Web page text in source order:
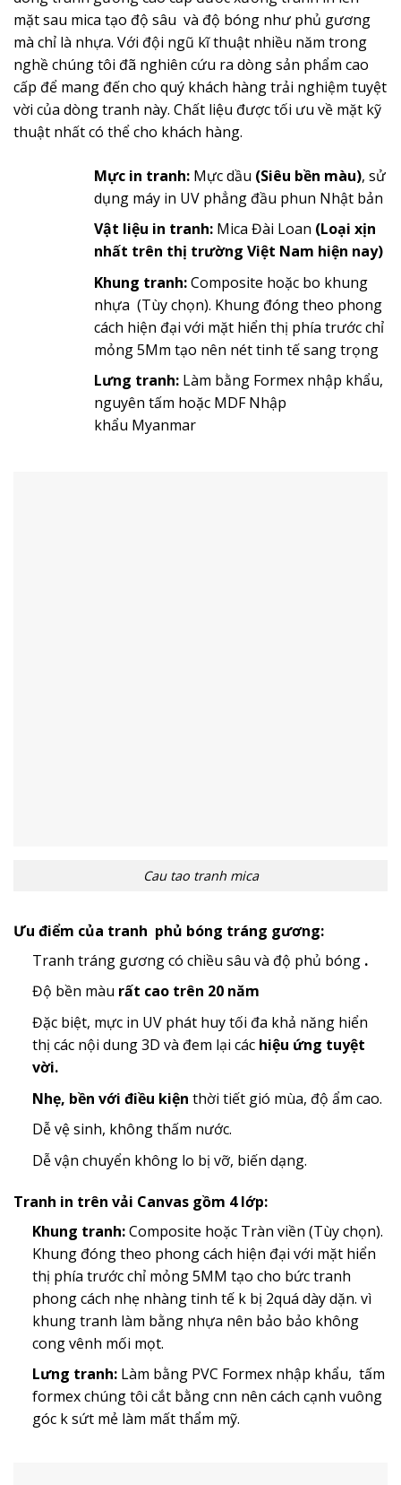
mặt sau mica tạo độ sâu và độ bóng như phủ gương
mà chỉ là nhựa. Với đội ngũ kĩ thuật nhiều năm trong
nghề chúng tôi đã nghiên cứu ra dòng sản phẩm cao
cấp để mang đến cho quý khách hàng trải nghiệm tuyệt
vời của dòng tranh này. Chất liệu được tối ưu về mặt kỹ
thuật nhất có thể cho khách hàng.
Mực in tranh:Mực dầu (Siêu bền màu), sử
dụng máy in UV phẳng đầu phun Nhật bản
Vật liệu in tranh:Mica Đài Loan (Loại xịn
nhất trên thị trường Việt Nam hiện nay)
Khung tranh:Composite hoặc bo khung
nhựa (Tùy chọn). Khung đóng theo phong
cách hiện đại với mặt hiển thị phía trước chỉ
mỏng 5Mm tạo nên nét tinh tế sang trọng
Lưng tranh:Làm bằng Formex nhập khẩu,
nguyên tấm hoặc MDF Nhập
khẩu Myanmar
Cau tao tranh mica
Ưu điểm của tranh phủ bóng tráng gương:
Tranh tráng gương có chiều sâu và độ phủ bóng .
Độ bền màu rất cao trên 20 năm
Đặc biệt, mực in UV phát huy tối đa khả năng hiển
thị các nội dung 3D và đem lại các hiệu ứng tuyệt
vời.
Nhẹ, bền với điều kiện thời tiết gió mùa, độ ẩm cao.
Dễ vệ sinh, không thấm nước.
Dễ vận chuyển không lo bị vỡ, biến dạng.
Tranh in trên vải Canvas gồm 4 lớp:
Khung tranh:Composite hoặc Tràn viền (Tùy chọn).
Khung đóng theo phong cách hiện đại với mặt hiển
thị phía trước chỉ mỏng 5MM tạo cho bức tranh
phong cách nhẹ nhàng tinh tế k bị 2quá dày dặn. vì
khung tranh làm bằng nhựa nên bảo bảo không
cong vênh mối mọt.
Lưng tranh:Làm bằng PVC Formex nhập khẩu, tấm
formex chúng tôi cắt bằng cnn nên cách cạnh vuông
góc k sứt mẻ làm mất thẩm mỹ.